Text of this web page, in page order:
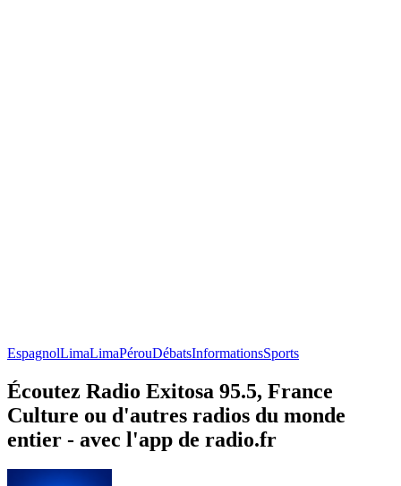
EspagnolLimaLimaPérouDébatsInformationsSports
Écoutez Radio Exitosa 95.5, France
Culture ou d'autres radios du monde
entier - avec l'app de radio.fr